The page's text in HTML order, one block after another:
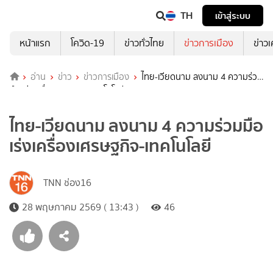
TH
เข้าสู่ระบบ
หน้าแรก
โควิด-19 ข่าวทั่วไทย ข่าวการเมือง ข่าว
อ่าน ข่าว ข่าวการเมือง
ไทย-เวียดนาม ลงนาม 4 ความร่วม
มือ เร่งเครื่องเศรษฐกิจ-เทคโนโลยี
ไทย-เวียดนาม ลงนาม 4 ความร่วมมือ
เร่งเครื่องเศรษฐกิจ-เทคโนโลยี
TNN ช่อง16
28 พฤษภาคม 2569 ( 13:43 )
46